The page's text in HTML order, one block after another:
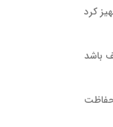
کرد
باشد
حفاظت